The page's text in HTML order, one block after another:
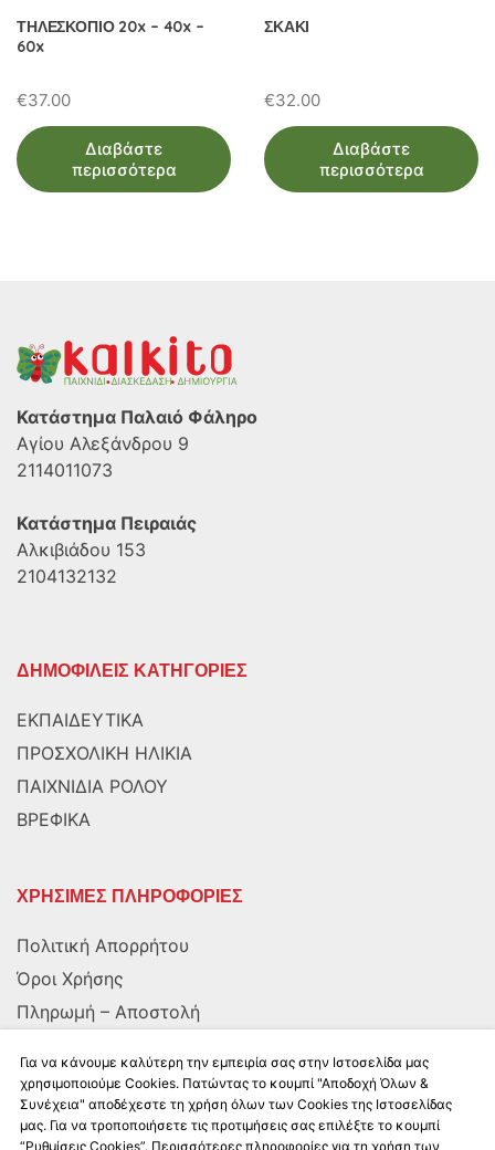
ΤΗΛΕΣΚΟΠΙΟ 20x – 40x –
60x
€37.00
Διαβάστε
περισσότερα
ΣΚΑΚΙ
€32.00
Διαβάστε
περισσότερα
Κατάστημα Παλαιό Φάληρο
Αγίου Αλεξάνδρου 9
2114011073
Κατάστημα Πειραιάς
Αλκιβιάδου 153
2104132132
ΔΗΜΟΦΙΛΕΙΣ ΚΑΤΗΓΟΡΙΕΣ
ΕΚΠΑΙΔΕΥΤΙΚΑ
ΠΡΟΣΧΟΛΙΚΗ ΗΛΙΚΙΑ
ΠΑΙΧΝΙΔΙΑ ΡΟΛΟΥ
ΒΡΕΦΙΚΑ
ΧΡΗΣΙΜΕΣ ΠΛΗΡΟΦΟΡΙΕΣ
Πολιτική Απορρήτου
Όροι Χρήσης
Πληρωμή – Αποστολή
ΑΚΟΛΟΥΘΗΣΤΕ ΜΑΣ
Για να κάνουμε καλύτερη την εμπειρία σας στην Ιστοσελίδα μας
χρησιμοποιούμε Cookies. Πατώντας το κουμπί "Αποδοχή Όλων &
Συνέχεια" αποδέχεστε τη χρήση όλων των Cookies της Ιστοσελίδας
μας. Για να τροποποιήσετε τις προτιμήσεις σας επιλέξτε το κουμπί
“Ρυθμίσεις Cookies”. Περισσότερες πληροφορίες για τη χρήση των